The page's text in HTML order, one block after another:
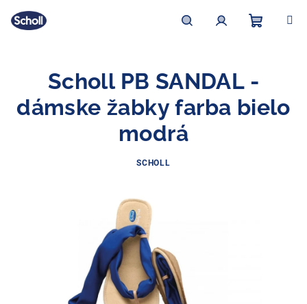
obsah
košík
Scholl PB SANDAL -
dámske žabky farba bielo
modrá
SCHOLL